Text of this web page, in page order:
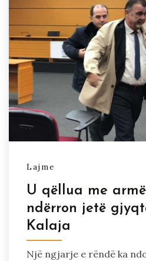
Lajme
U qëllua me
ndërron jetë
Kalaja
Një ngjarje e rëndë ka